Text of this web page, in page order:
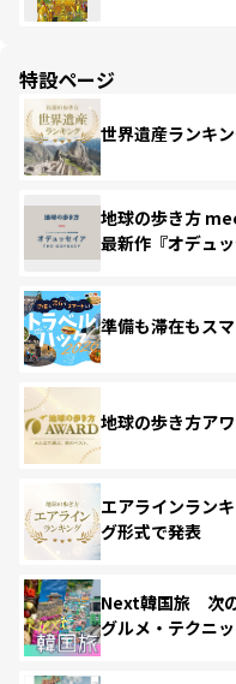
特設ページ
世界遺産ランキ
地球の歩き方
最新作『オデュッ
準備も滞在もス
地球の歩き方ア
エアラインラン
グ形式で発表
Next韓国旅 次の
グルメ・テクニ